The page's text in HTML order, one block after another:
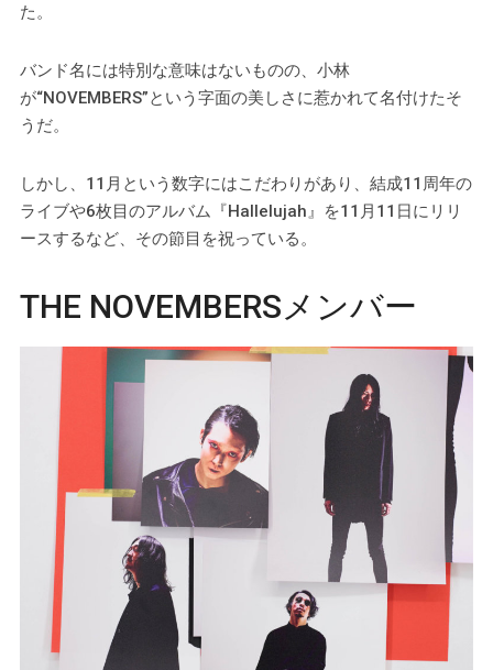
た。
バンド名には特別な意味はないものの、小林
が“NOVEMBERS”という字面の美しさに惹かれて名付けたそ
うだ。
しかし、11月という数字にはこだわりがあり、結成11周年の
ライブや6枚目のアルバム『Hallelujah』を11月11日にリリ
ースするなど、その節目を祝っている。
THE NOVEMBERSメンバー